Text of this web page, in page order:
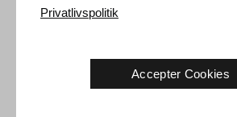
Privatlivspolitik
Accepter Cookies